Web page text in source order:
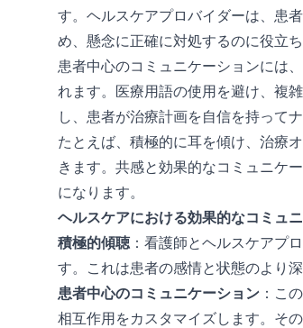
す。ヘルスケアプロバイダーは、患
め、懸念に正確に対処するのに役立ち
患者中心のコミュニケーションには
れます。医療用語の使用を避け、複
し、患者が治療計画を自信を持って
たとえば、積極的に耳を傾け、治療
きます。共感と効果的なコミュニケ
になります。
ヘルスケアにおける効果的なコミュ
積極的傾聴：看護師とヘルスケアプ
す。これは患者の感情と状態のより
患者中心のコミュニケーション ：こ
相互作用をカスタマイズします。そ